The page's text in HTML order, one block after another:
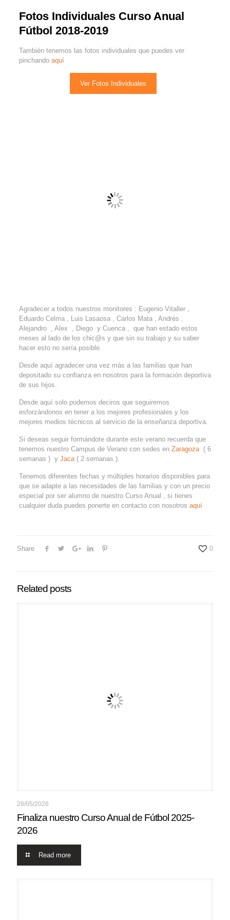
Fotos Individuales Curso Anual
Fútbol 2018-2019
También tenemos las fotos individuales que puedes ver
pinchando aquí
Ver Fotos Individuales
Agradecer a todos nuestros monitores : Eugenio Vitaller ,
Eduardo Celma , Luis Lasaosa , Carlos Mata , Andrés ,
Alejandro , Alex , Diego y Cuenca , que han estado estos
meses al lado de los chic@s y que sin su trabajo y su saber
hacer esto no sería posible.
Desde aquí agradecer una vez más a las familias que han
depositado su confianza en nosotros para la formación deportiva
de sus hijos.
Desde aquí solo podemos deciros que seguiremos
esforzándonos en tener a los mejores profesionales y los
mejores medios técnicos al servicio de la enseñanza deportiva.
Si deseas seguir formándote durante este verano recuerda que
tenemos nuestro Campus de Verano con sedes en Zaragoza( 6
semanas ) y Jaca( 2 semanas ).
Tenemos diferentes fechas y múltiples horarios disponibles para
que se adapte a las necesidades de las familias y con un precio
especial por ser alumno de nuestro Curso Anual , si tienes
cualquier duda puedes ponerte en contacto con nosotros aquí
Share 0
Related posts
28/05/2026
Finaliza nuestro Curso Anual de Fútbol 2025-
2026
Read more